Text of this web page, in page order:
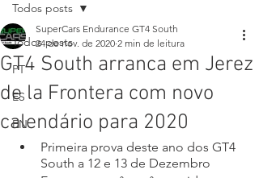
Todos posts
PT
ES
EN
Todos posts
GT4 South arranca em Jerez
de la Frontera com novo
calendário para 2020
SuperCars Endurance GT4 South
24 de nov. de 2020 2 min de leitura
Primeira prova deste ano dos GT4
South a 12 e 13 de Dezembro